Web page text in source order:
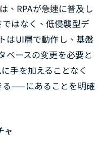
は、RPAが急速に普及し
はなく、低侵襲型デ
はUI層で動作し、基盤
ベースの変更を必要と
手を加えることなく
る——にあることを明確
ャ